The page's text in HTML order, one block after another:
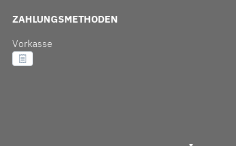
ZAHLUNGSMETHODEN
Vorkasse